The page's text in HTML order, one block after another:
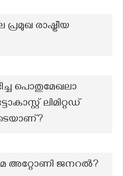
രാഷ്ട്രീയ
പൊതുമേഖലാ
ലിമിറ്റഡ്
അറ്റോണി ജനറൽ?